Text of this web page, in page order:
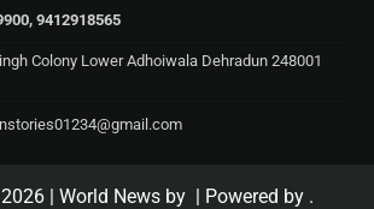
9412918565
Colony Lower Adhoiwala Dehradun 248001
| World News by | Powered by .